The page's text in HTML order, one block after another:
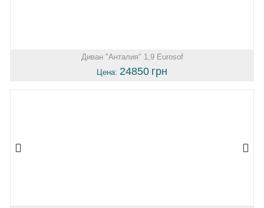
Диван "Анталия" 1,9 Eurosof
Цена: 24850 грн